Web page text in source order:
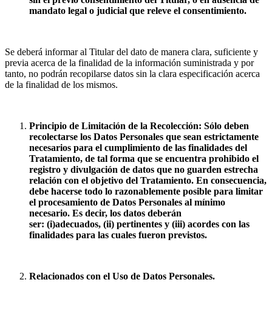
mandato legal o judicial que releve el consentimiento.
Se deberá informar al Titular del dato de manera clara, suficiente y
previa acerca de la finalidad de la información suministrada y por
tanto, no podrán recopilarse datos sin la clara especificación acerca
de la finalidad de los mismos.
Principio de Limitación de la Recolección: Sólo deben
recolectarse los Datos Personales que sean estrictamente
necesarios para el cumplimiento de las finalidades del
Tratamiento, de tal forma que se encuentra prohibido el
registro y divulgación de datos que no guarden estrecha
relación con el objetivo del Tratamiento. En consecuencia,
debe hacerse todo lo razonablemente posible para limitar
el procesamiento de Datos Personales al mínimo
necesario. Es decir, los datos deberán
ser: (i)adecuados, (ii) pertinentes y (iii) acordes con las
finalidades para las cuales fueron previstos.
Relacionados con el Uso de Datos Personales.